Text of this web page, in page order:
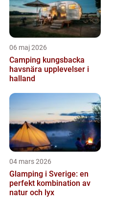
06 maj 2026
Camping kungsbacka
havsnära upplevelser i
halland
04 mars 2026
Glamping i Sverige: en
perfekt kombination av
natur och lyx